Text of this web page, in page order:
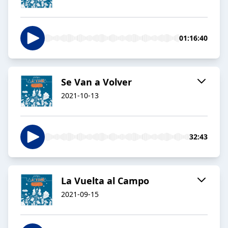
01:16:40
Se Van a Volver
2021-10-13
32:43
La Vuelta al Campo
2021-09-15